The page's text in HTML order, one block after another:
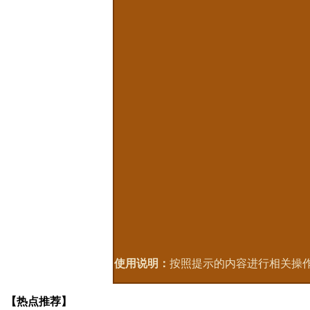
使用说明： 按照提示的内容进行相关操
【热点推荐】